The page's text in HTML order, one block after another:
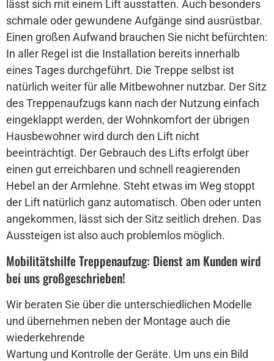
lässt sich mit einem Lift ausstatten. Auch besonders
schmale oder gewundene Aufgänge sind ausrüstbar.
Einen großen Aufwand brauchen Sie nicht befürchten:
In aller Regel ist die Installation bereits innerhalb
eines Tages durchgeführt. Die Treppe selbst ist
natürlich weiter für alle Mitbewohner nutzbar. Der Sitz
des Treppenaufzugs kann nach der Nutzung einfach
eingeklappt werden, der Wohnkomfort der übrigen
Hausbewohner wird durch den Lift nicht
beeinträchtigt. Der Gebrauch des Lifts erfolgt über
einen gut erreichbaren und schnell reagierenden
Hebel an der Armlehne. Steht etwas im Weg stoppt
der Lift natürlich ganz automatisch. Oben oder unten
angekommen, lässt sich der Sitz seitlich drehen. Das
Aussteigen ist also auch problemlos möglich.
Mobilitätshilfe Treppenaufzug: Dienst am Kunden wird
bei uns großgeschrieben!
Wir beraten Sie über die unterschiedlichen Modelle
und übernehmen neben der Montage auch die
wiederkehrende
Wartung und Kontrolle der Geräte. Um uns ein Bild